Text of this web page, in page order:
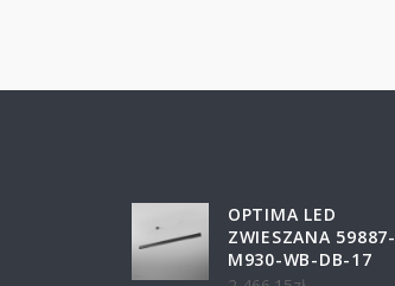
OPTIMA LED
ZWIESZANA 59887-
M930-WB-DB-17